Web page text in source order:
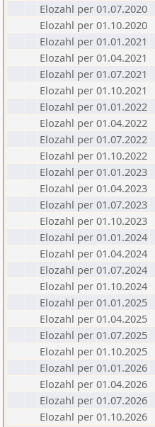
Elozahl per 01.07.2020
Elozahl per 01.10.2020
Elozahl per 01.01.2021
Elozahl per 01.04.2021
Elozahl per 01.07.2021
Elozahl per 01.10.2021
Elozahl per 01.01.2022
Elozahl per 01.04.2022
Elozahl per 01.07.2022
Elozahl per 01.10.2022
Elozahl per 01.01.2023
Elozahl per 01.04.2023
Elozahl per 01.07.2023
Elozahl per 01.10.2023
Elozahl per 01.01.2024
Elozahl per 01.04.2024
Elozahl per 01.07.2024
Elozahl per 01.10.2024
Elozahl per 01.01.2025
Elozahl per 01.04.2025
Elozahl per 01.07.2025
Elozahl per 01.10.2025
Elozahl per 01.01.2026
Elozahl per 01.04.2026
Elozahl per 01.07.2026
Elozahl per 01.10.2026